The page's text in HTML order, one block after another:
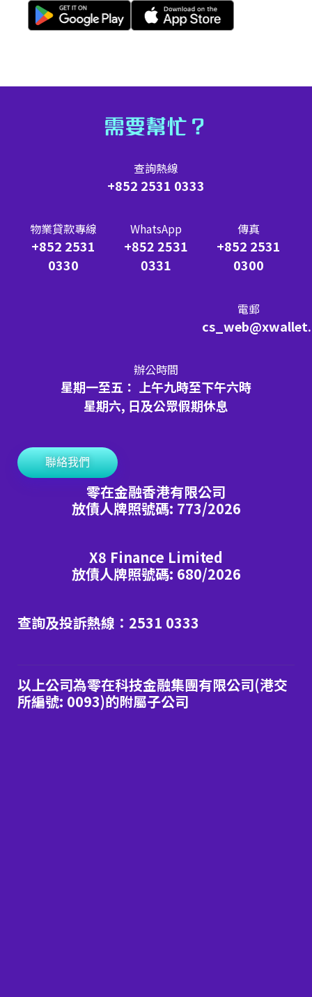
需要幫忙？
查詢熱線
+852 2531 0333
物業貸款專線
+852 2531
0330
WhatsApp
+852 2531
0331
傳真
+852 2531
0300
電郵
辦公時間
星期一至五： 上午九時至下午六時
星期六, 日及公眾假期休息
聯絡我們
零在金融香港有限公司
放債人牌照號碼: 773/2026
X8 Finance Limited
放債人牌照號碼: 680/2026
查詢及投訴熱線：2531 0333
以上公司為零在科技金融集團有限公司(港交
所編號: 0093)的附屬子公司